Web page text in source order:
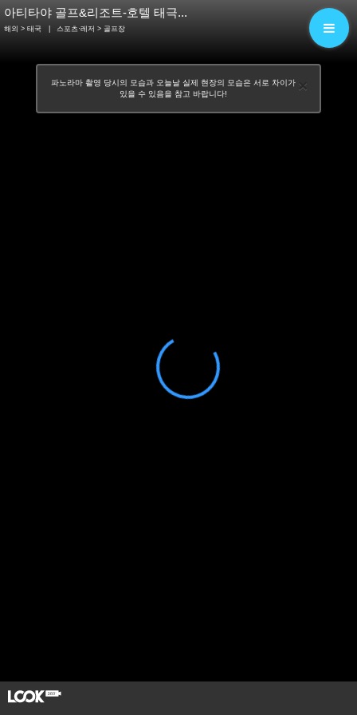
아티타야 골프&리조트-호텔 태극...
해외 > 태국 스포츠·레저 > 골프장
×
파노라마 촬영 당시의 모습과 오늘날 실제 현장의 모습은 서로 차이가
있을 수 있음을 참고 바랍니다!